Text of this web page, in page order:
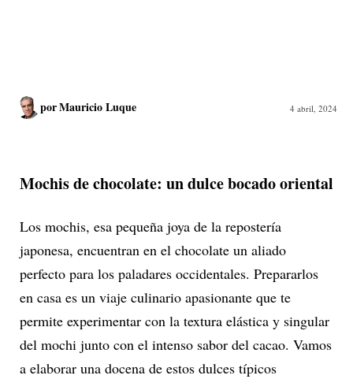
porMauricio Luque 4 abril, 2024
Mochis de chocolate: un dulce bocado oriental
Los mochis, esa pequeña joya de la repostería
japonesa, encuentran en el chocolate un aliado
perfecto para los paladares occidentales. Prepararlos
en casa es un viaje culinario apasionante que te
permite experimentar con la textura elástica y singular
del mochi junto con el intenso sabor del cacao. Vamos
a elaborar una docena de estos dulces típicos